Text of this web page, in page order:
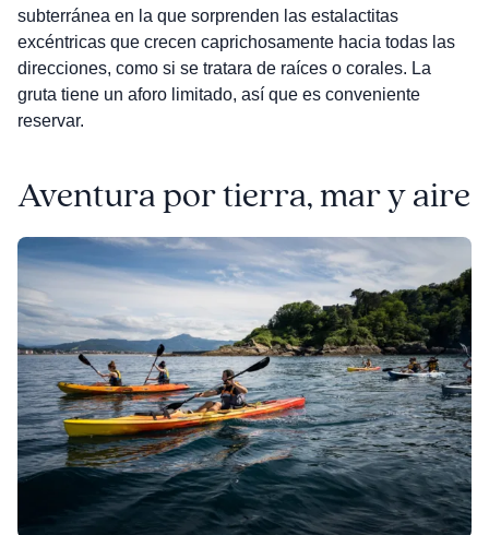
subterránea en la que sorprenden las estalactitas
excéntricas que crecen caprichosamente hacia todas las
direcciones, como si se tratara de raíces o corales. La
gruta tiene un aforo limitado, así que es conveniente
reservar.
Aventura por tierra, mar y aire